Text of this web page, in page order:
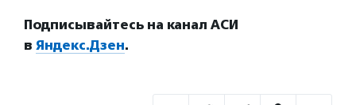
Подписывайтесь на канал АСИ
в Яндекс.Дзен.